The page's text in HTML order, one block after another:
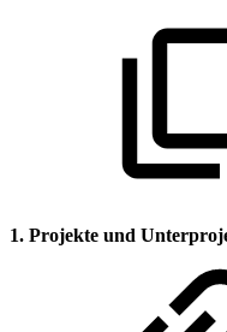
1. Projekte und